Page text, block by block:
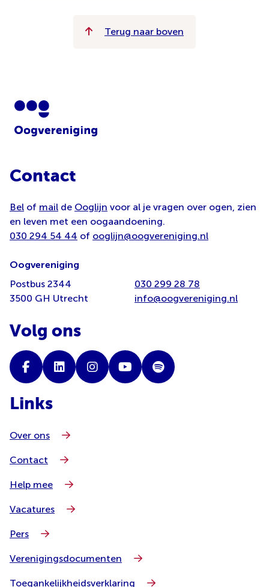
Terug naar boven
Contact
Bel of mail de Ooglijn voor al je vragen over ogen, zien
en leven met een oogaandoening.
030 294 54 44 of ooglijn@oogvereniging.nl
Oogvereniging
Postbus 2344
3500 GH Utrecht
030 299 28 78
info@oogvereniging.nl
Volg ons
Links
Over ons
Contact
Help mee
Vacatures
Pers
Verenigingsdocumenten
Toegankelijkheidsverklaring